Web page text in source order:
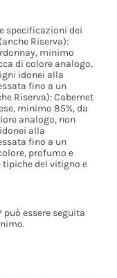
specificazioni dei
Riserva):
minimo
di colore analogo,
idonei alla
fino a un
Riserva): Cabernet
minimo 85%, da
analogo, non
alla
fino a un
profumo e
del vitigno e
può essere seguita